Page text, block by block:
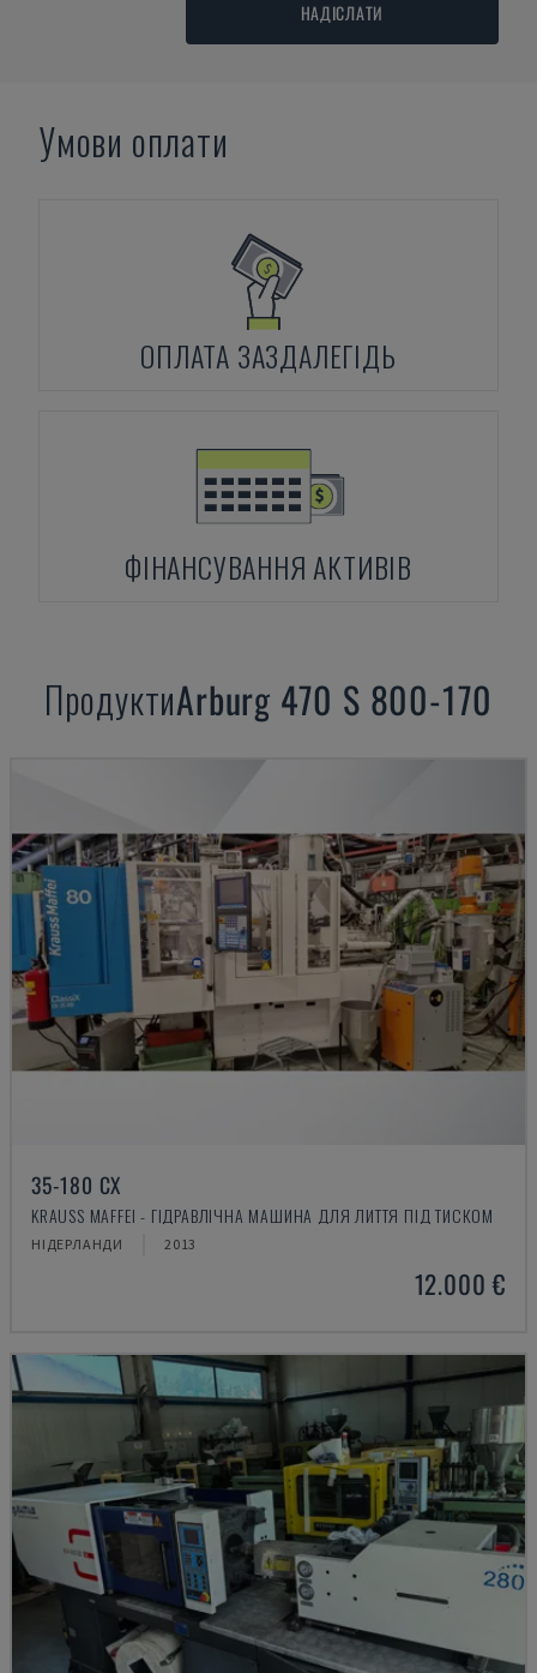
НАДІСЛАТИ
Умови оплати
ОПЛАТА ЗАЗДАЛЕГІДЬ
ФІНАНСУВАННЯ АКТИВІВ
ПродуктиArburg 470 S 800-170
35-180 CX
KRAUSS MAFFEI - ГІДРАВЛІЧНА МАШИНА ДЛЯ ЛИТТЯ ПІД ТИСКОМ
НІДЕРЛАНДИ 2013
12.000 €